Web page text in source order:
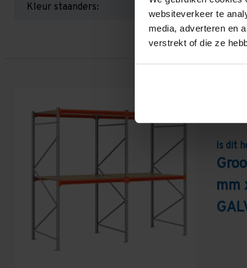
websiteverkeer te
media, adverteren en
verstrekt of die ze
Kleur staanders:
Is dit
mm